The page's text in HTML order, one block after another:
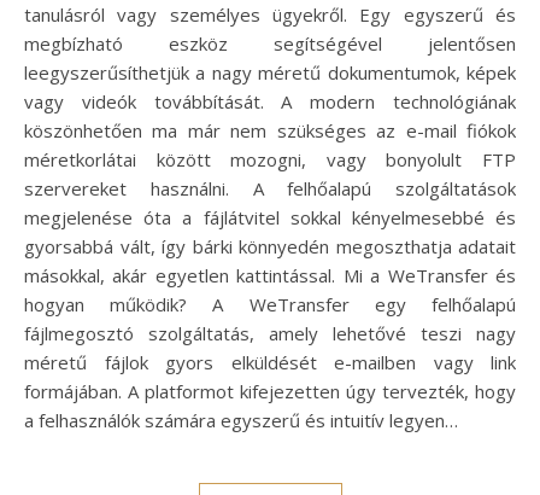
tanulásról vagy személyes ügyekről. Egy egyszerű és
megbízható eszköz segítségével jelentősen
leegyszerűsíthetjük a nagy méretű dokumentumok, képek
vagy videók továbbítását. A modern technológiának
köszönhetően ma már nem szükséges az e-mail fiókok
méretkorlátai között mozogni, vagy bonyolult FTP
szervereket használni. A felhőalapú szolgáltatások
megjelenése óta a fájlátvitel sokkal kényelmesebbé és
gyorsabbá vált, így bárki könnyedén megoszthatja adatait
másokkal, akár egyetlen kattintással. Mi a WeTransfer és
hogyan működik? A WeTransfer egy felhőalapú
fájlmegosztó szolgáltatás, amely lehetővé teszi nagy
méretű fájlok gyors elküldését e-mailben vagy link
formájában. A platformot kifejezetten úgy tervezték, hogy
a felhasználók számára egyszerű és intuitív legyen…